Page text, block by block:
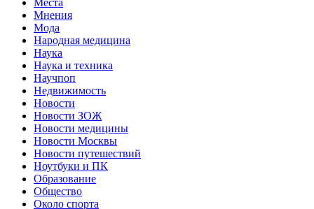
Мнения
Мода
Народная медицина
Наука
Наука и техника
Научпоп
Недвижимость
Новости
Новости ЗОЖ
Новости медицины
Новости Москвы
Новости путешествий
Ноутбуки и ПК
Образование
Общество
Около спорта